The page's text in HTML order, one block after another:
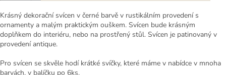
Krásný dekorační svícen v černé barvě v rustikálním provedení s
ornamenty a malým praktickým ouškem. Svícen bude krásným
doplňkem do interiéru, nebo na prostřený stůl. Svícen je patinovaný v
provedení antique.
Pro svícen se skvěle hodí krátké svíčky, které máme v nabídce v mnoha
barvách, v balíčku po 6ks.